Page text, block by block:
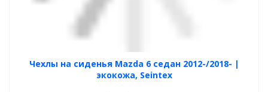
Чехлы на сиденья Mazda 6 седан 2012-/2018- |
экокожа, Seintex